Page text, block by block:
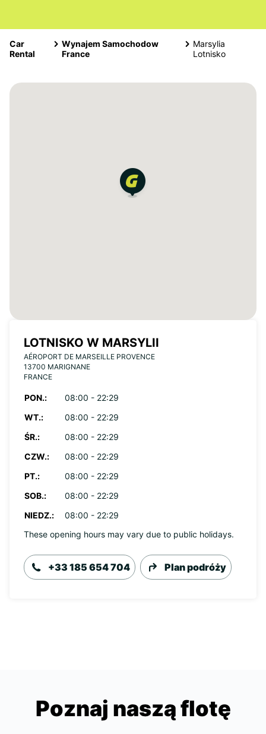
Car
Rental
Wynajem Samochodow
France
Marsylia
Lotnisko
LOTNISKO W MARSYLII
AÉROPORT DE MARSEILLE PROVENCE
13700 MARIGNANE
FRANCE
PON.:
08:00 - 22:29
WT.:
08:00 - 22:29
ŚR.:
08:00 - 22:29
CZW.:
08:00 - 22:29
PT.:
08:00 - 22:29
SOB.:
08:00 - 22:29
NIEDZ.:
08:00 - 22:29
These opening hours may vary due to public holidays.
+33 185 654 704 Plan podróży
Poznaj naszą flotę